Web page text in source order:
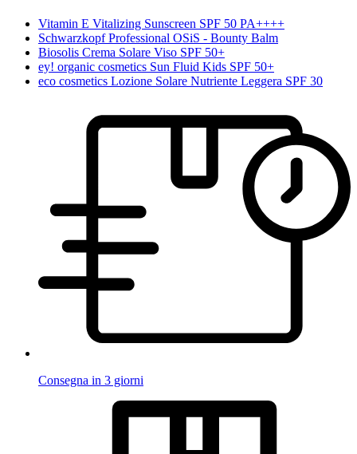
Vitamin E Vitalizing Sunscreen SPF 50 PA++++
Schwarzkopf Professional OSiS - Bounty Balm
Biosolis Crema Solare Viso SPF 50+
ey! organic cosmetics Sun Fluid Kids SPF 50+
eco cosmetics Lozione Solare Nutriente Leggera SPF 30
Consegna in 3 giorni